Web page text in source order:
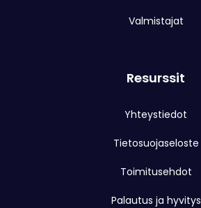
Valmistajat
Resurssit
Yhteystiedot
Tietosuojaseloste
Toimitusehdot
Palautus ja hyvitys